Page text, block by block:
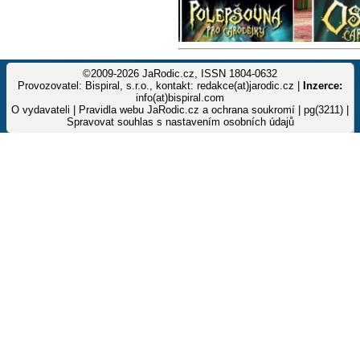
©2009-2026 JaRodic.cz, ISSN 1804-0632
Provozovatel: Bispiral, s.r.o., kontakt: redakce(at)jarodic.cz |
Inzerce:
info(at)bispiral.com
O vydavateli
Pravidla webu JaRodic.cz a ochrana soukromí | pg(3211) |
Spravovat souhlas s nastavením osobních údajů